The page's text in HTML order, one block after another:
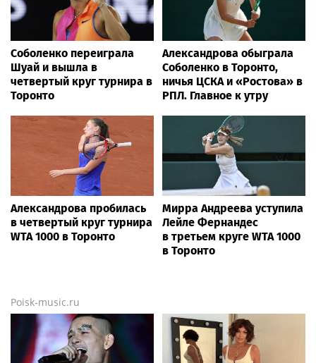
Соболенко переиграла
Шуай и вышла в
четвертый круг турнира в
Торонто
Александрова обыграла
Соболенко в Торонто,
ничья ЦСКА и «Ростова» в
РПЛ. Главное к утру
Александрова пробилась
в четвертый круг турнира
WTA 1000 в Торонто
Мирра Андреева уступила
Лейле Фернандес
в третьем круге WTA 1000
в Торонто
Poisk-music.ru